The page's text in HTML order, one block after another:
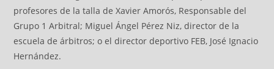
profesores de la talla de Xavier Amorós, Responsable del
Grupo 1 Arbitral; Miguel Ángel Pérez Niz, director de la
escuela de árbitros; o el director deportivo FEB, José Ignacio
Hernández.